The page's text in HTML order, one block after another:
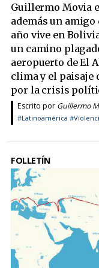
Guillermo Movia
además un amigo
año vive en
un camino
aeropuerto de El
clima y el paisaje
por la crisis
Escrito por Guillermo
#Latinoamérica
FOLLETÍN